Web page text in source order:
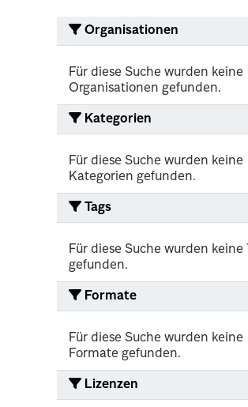
Organisationen
Für diese Suche wurden keine
Organisationen gefunden.
Kategorien
Für diese Suche wurden keine
Kategorien gefunden.
Tags
Für diese Suche wurden keine
gefunden.
Formate
Für diese Suche wurden keine
Formate gefunden.
Lizenzen